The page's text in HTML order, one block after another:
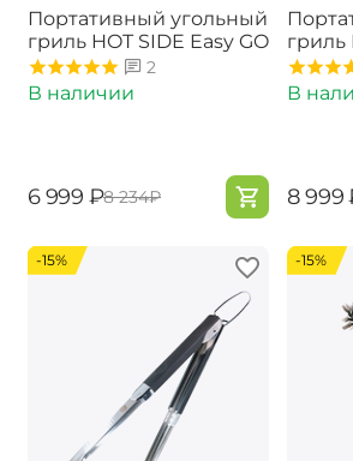
Портативный угольный
гриль HOT SIDE Easy GO
2
В наличии
‍6 999‍ ₽‍8 234‍₽
гриль
В
‍8 999‍
-15% -15%